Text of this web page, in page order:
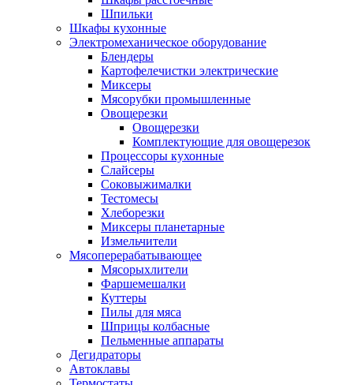
Шпильки
Шкафы кухонные
Электромеханическое оборудование
Блендеры
Картофелечистки электрические
Миксеры
Мясорубки промышленные
Овощерезки
Овощерезки
Комплектующие для овощерезок
Процессоры кухонные
Слайсеры
Соковыжималки
Тестомесы
Хлеборезки
Миксеры планетарные
Измельчители
Мясоперерабатывающее
Мясорыхлители
Фаршемешалки
Куттеры
Пилы для мяса
Шприцы колбасные
Пельменные аппараты
Дегидраторы
Автоклавы